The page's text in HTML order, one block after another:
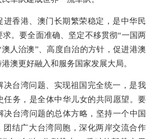
进香港、澳门长期繁荣稳定，是中华民
。要全面准确、坚定不移贯彻“一国两
澳人治澳”、高度自治的方针，促进港澳
澳更好融入和服务国家发展大局。
决台湾问题、实现祖国完全统一，是我
任务，是全体中华儿女的共同愿望。要
决台湾问题的总体方略，坚持一个中国
团结广大台湾同胞，深化两岸交流合作